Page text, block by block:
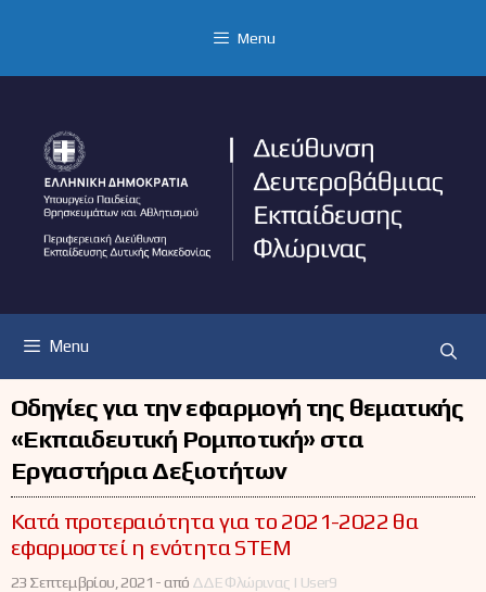
Menu
Menu
Οδηγίες για την εφαρμογή της θεματικής
«Εκπαιδευτική Ρομποτική» στα
Εργαστήρια Δεξιοτήτων
Κατά προτεραιότητα για το 2021-2022 θα
εφαρμοστεί η ενότητα STEM
23 Σεπτεμβρίου, 2021 -από ΔΔΕ Φλώρινας | User9